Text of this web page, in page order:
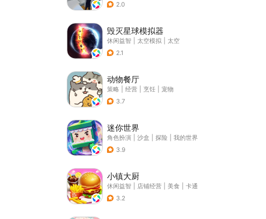
2.0
毁灭星球模拟器
休闲益智 太空模拟
太空
2.1
动物餐厅
策略 经营 烹饪
宠物
3.7
迷你世界
角色扮演 沙盒 探险
我的世界
3.9
小镇大厨
休闲益智 店铺经营 美食
卡通
3.2